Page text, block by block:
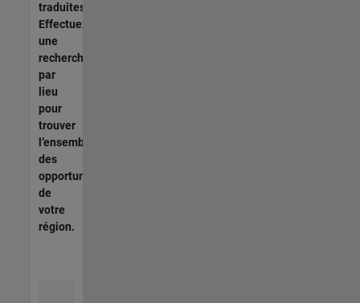
traduites.
Effectuez
une
recherche
par
lieu
pour
trouver
l’ensemble
des
opportunités
de
votre
région.